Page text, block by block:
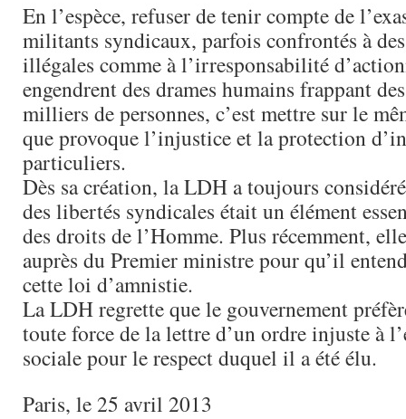
En l’espèce, refuser de tenir compte de
militants syndicaux, parfois confrontés à
illégales comme à l’irresponsabilité
engendrent des drames humains frappant
milliers de personnes, c’est mettre sur le
que provoque l’injustice et la protection
particuliers.
Dès sa création, la LDH a toujours
des libertés syndicales était un élément
des droits de l’Homme. Plus récemment,
auprès du Premier ministre pour qu’il
cette loi d’amnistie.
La LDH regrette que le gouvernement
toute force de la lettre d’un ordre injuste à
sociale pour le respect duquel il a été élu.
Paris, le 25 avril 2013